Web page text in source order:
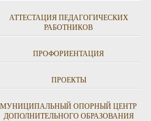
АТТЕСТАЦИЯ ПЕДАГОГИЧЕСКИХ
РАБОТНИКОВ
ПРОФОРИЕНТАЦИЯ
ПРОЕКТЫ
МУНИЦИПАЛЬНЫЙ ОПОРНЫЙ ЦЕНТР
ДОПОЛНИТЕЛЬНОГО ОБРАЗОВАНИЯ